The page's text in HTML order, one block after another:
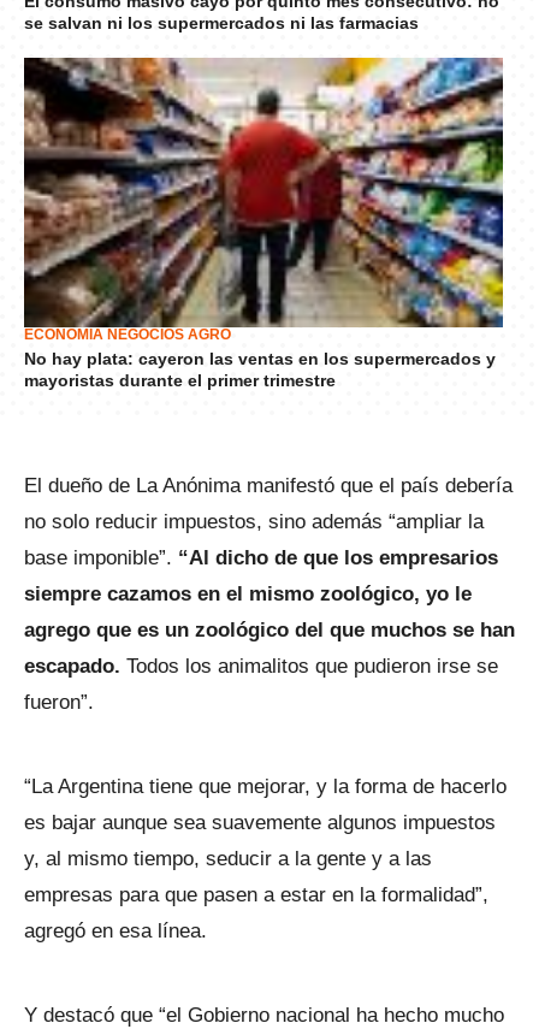
se salvan ni los supermercados ni las farmacias
ECONOMÍA NEGOCIOS AGRO
No hay plata: cayeron las ventas en los supermercados y
mayoristas durante el primer trimestre
El dueño de La Anónima manifestó que el país debería
no solo reducir impuestos, sino además “ampliar la
base imponible”. “Al dicho de que los empresarios
siempre cazamos en el mismo zoológico, yo le
agrego que es un zoológico del que muchos se han
escapado. Todos los animalitos que pudieron irse se
fueron”.
“La Argentina tiene que mejorar, y la forma de hacerlo
es bajar aunque sea suavemente algunos impuestos
y, al mismo tiempo, seducir a la gente y a las
empresas para que pasen a estar en la formalidad”,
agregó en esa línea.
Y destacó que “el Gobierno nacional ha hecho mucho